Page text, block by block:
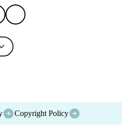
Copyright Policy